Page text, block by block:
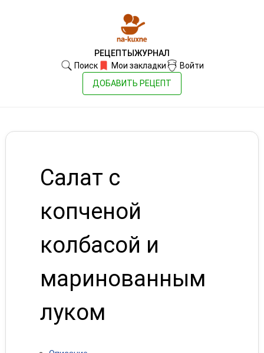
РЕЦЕПТЫ ЖУРНАЛ
Поиск
Мои закладки
Войти
ДОБАВИТЬ РЕЦЕПТ
Салат с
копченой
колбасой и
маринованным
луком